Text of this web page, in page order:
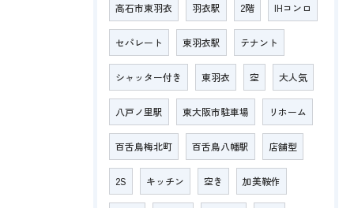
高石市東羽衣 羽衣駅 2階 IHコンロ
セパレート 東羽衣駅 テナント
シャッター付き 東羽衣 空 大人気
八戸ノ里駅 東大阪市駐車場 リホーム
百舌鳥梅北町 百舌鳥八幡駅 店舗型
2S キッチン 空き 加美鞍作